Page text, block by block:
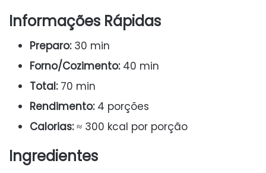
Informações Rápidas
Preparo:30 min
Forno/Cozimento:40 min
Total:70 min
Rendimento:4 porções
Calorias:≈ 300 kcal por porção
Ingredientes